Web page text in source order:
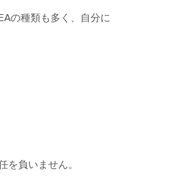
の種類も多く、自分に
を負いません。